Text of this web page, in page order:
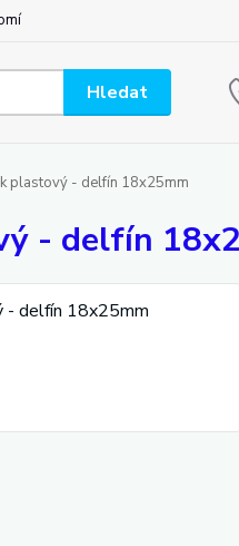
Hledat
plastový - delfín 18x25mm
- delfín